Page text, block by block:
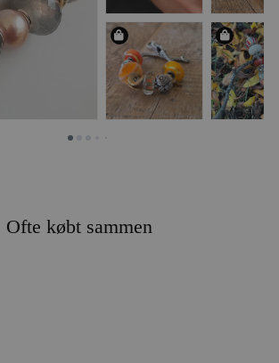
Ofte købt sammen